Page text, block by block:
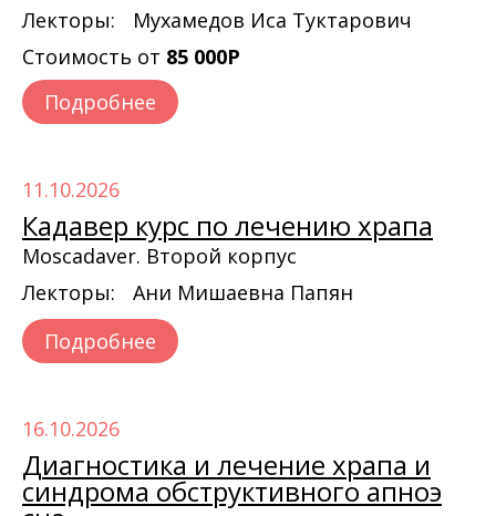
Лекторы:
Мухамедов Иса Туктарович
Стоимость от 85 000Р
Подробнее
11.10.2026
Кадавер курс по лечению храпа
Moscadaver. Второй корпус
Лекторы:
Ани Мишаевна Папян
Подробнее
16.10.2026
Диагностика и лечение храпа и
синдрома обструктивного апноэ